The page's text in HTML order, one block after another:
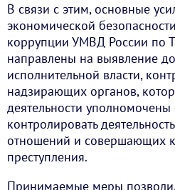
В связи с этим, основные
экономической
коррупции УМВД России по
направлены на выявление
исполнительной власти,
надзирающих органов,
деятельности уполномочены
контролировать
отношений и совершающих
преступления.
Принимаемые меры